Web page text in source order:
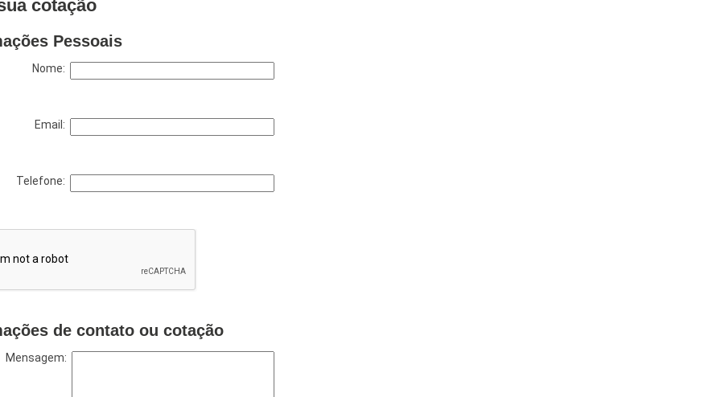
cotação
Pessoais
Nome:
Email:
Telefone:
de contato ou cotação
Mensagem: